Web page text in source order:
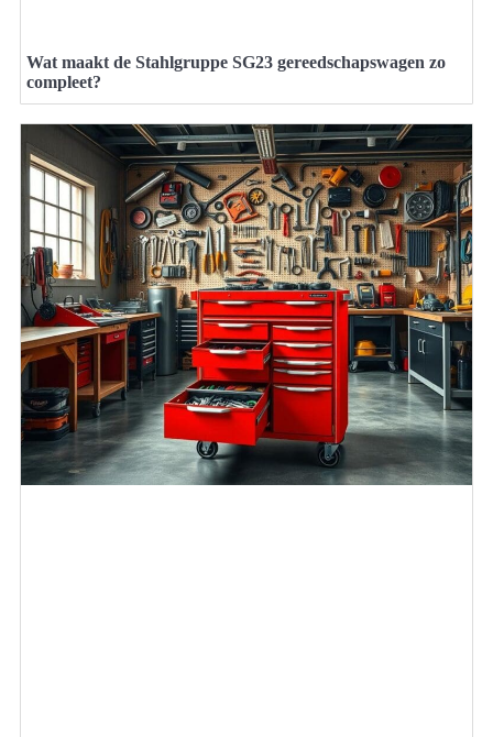
Wat maakt de Stahlgruppe SG23 gereedschapswagen zo
compleet?